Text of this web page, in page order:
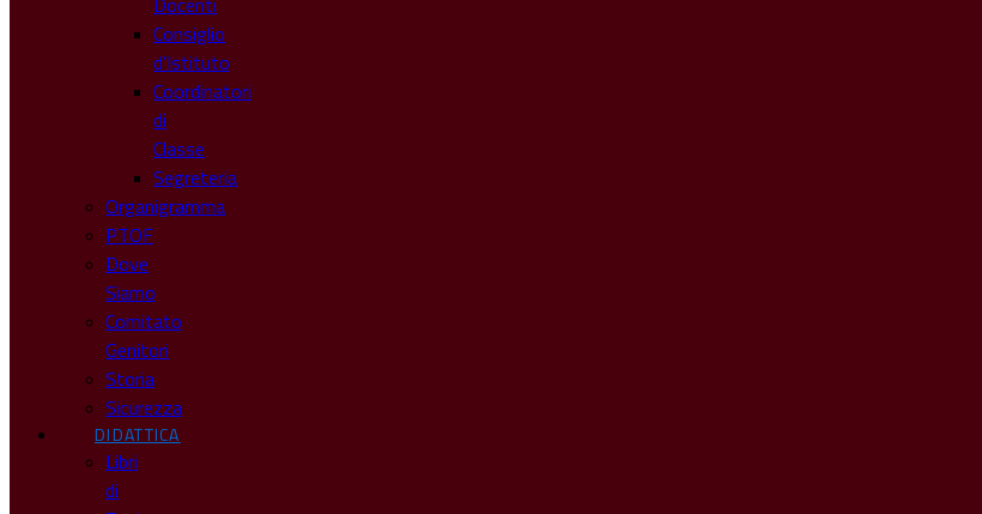
Consiglio
d’Istituto
Coordinatori
di
Classe
Segreteria
Organigramma
PTOF
Dove
Siamo
Comitato
Genitori
Storia
Sicurezza
DIDATTICA
Libri
di